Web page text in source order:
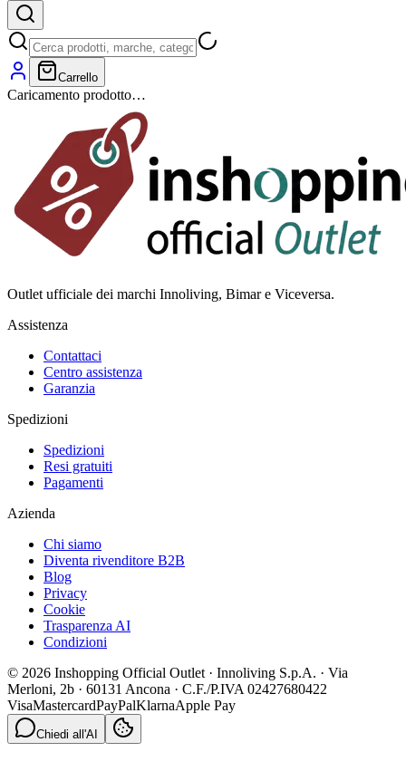
Carrello
Caricamento prodotto…
Outlet ufficiale dei marchi Innoliving, Bimar e Viceversa.
Assistenza
Contattaci
Centro assistenza
Garanzia
Spedizioni
Spedizioni
Resi gratuiti
Pagamenti
Azienda
Chi siamo
Diventa rivenditore B2B
Blog
Privacy
Cookie
Trasparenza AI
Condizioni
© 2026 Inshopping Official Outlet · Innoliving S.p.A. · Via
Merloni, 2b · 60131 Ancona · C.F./P.IVA 02427680422
VisaMastercardPayPalKlarnaApple Pay
Chiedi all'AI